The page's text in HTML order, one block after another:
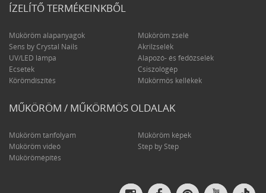
ÍZELÍTŐ TERMÉKEINKBŐL
Műköröm alapanyagok
Műköröm zselé
Sens by Crystal Nails
Akrilzselék
UV/LED lámpa
Alapozó- és fedőzselék
Ecsetek
Csiszológép
Körömdíszítés
Műkörmös kellékek
MŰKÖRÖM / MŰKÖRMÖS OLDALAK
Műköröm tanfolyam
Műköröm képek
Műköröm videó
Step by Step
Műkörömépítés